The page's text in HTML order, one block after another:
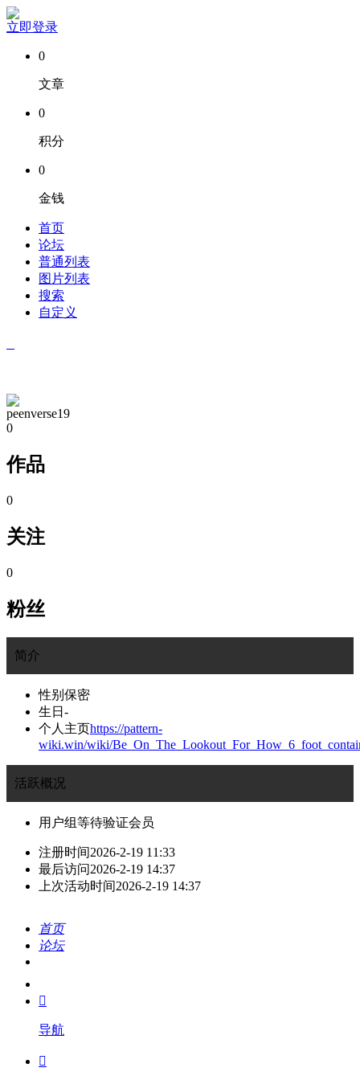
立即登录
0
文章
0
积分
0
金钱
首页
论坛
普通列表
图片列表
搜索
自定义
peenverse19
0
作品
0
关注
0
粉丝
简介
性别 保密
生日 -
个人主页https://pattern-
wiki.win/wiki/
活跃概况
用户组等待验证会员
注册时间2026-2-19 11:33
最后访问2026-2-19 14:37
上次活动时间2026-2-19 14:37
首页
论坛
我的

导航
